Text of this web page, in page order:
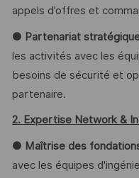
appels d’offres et
● Partenariat
les activités avec les
besoins de sécurité et
partenaire.
2. Expertise Network &
● Maîtrise des
avec les équipes